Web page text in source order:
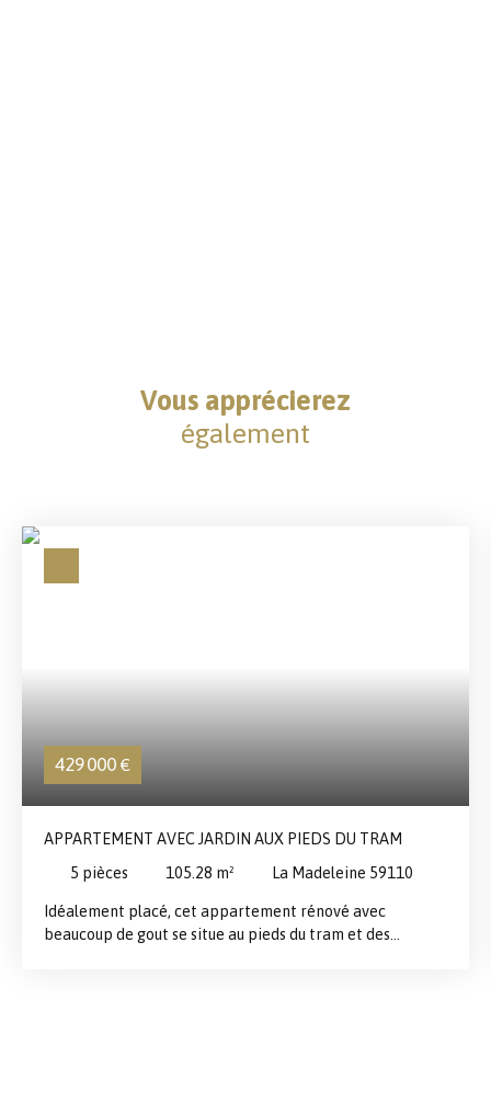
Vous apprécierez
également
429 000 €
APPARTEMENT AVEC JARDIN AUX PIEDS DU TRAM
5 pièces 105.28 m² La Madeleine 59110
Idéalement placé, cet appartement rénové avec
beaucoup de gout se situe au pieds du tram et des